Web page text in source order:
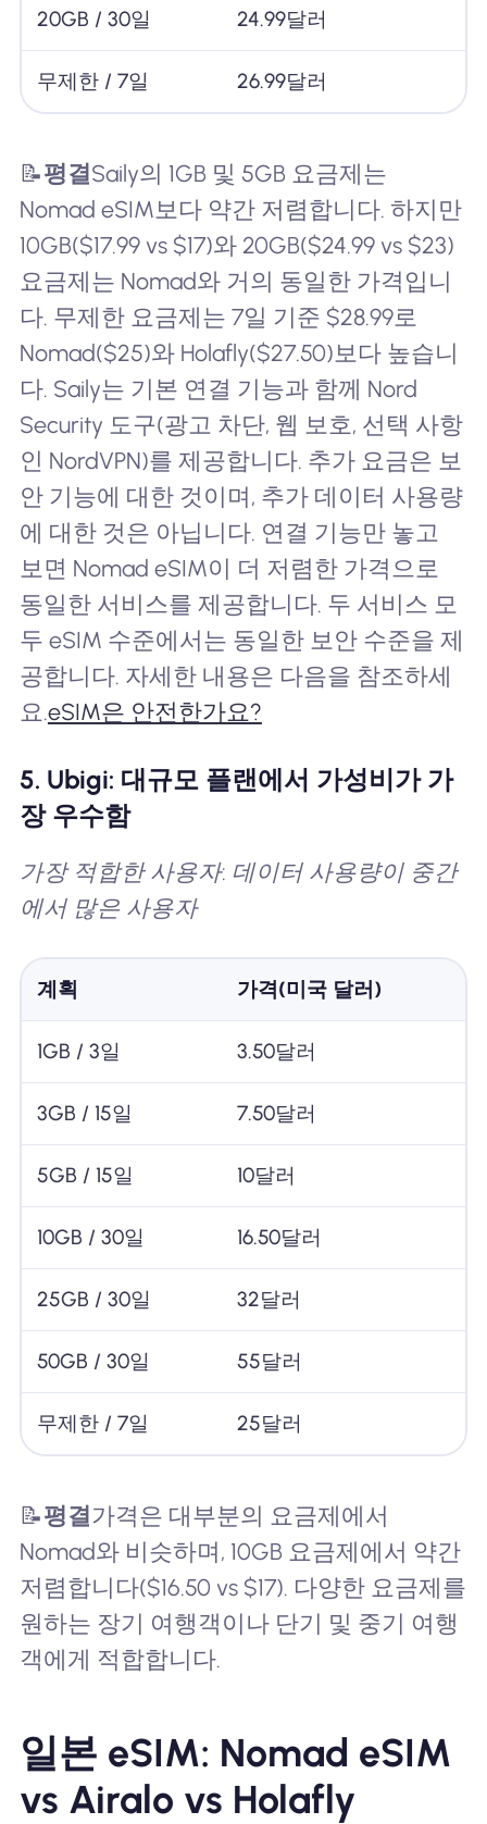
20GB / 30일 24.99달러
무제한 / 7일 26.99달러
📝평결Saily의 1GB 및 5GB 요금제는
Nomad eSIM보다 약간 저렴합니다. 하지만
10GB($17.99 vs $17)와 20GB($24.99 vs $23)
요금제는 Nomad와 거의 동일한 가격입니
다. 무제한 요금제는 7일 기준 $28.99로
Nomad($25)와 Holafly($27.50)보다 높습니
다. Saily는 기본 연결 기능과 함께 Nord
Security 도구(광고 차단, 웹 보호, 선택 사항
인 NordVPN)를 제공합니다. 추가 요금은 보
안 기능에 대한 것이며, 추가 데이터 사용량
에 대한 것은 아닙니다. 연결 기능만 놓고
보면 Nomad eSIM이 더 저렴한 가격으로
동일한 서비스를 제공합니다. 두 서비스 모
두 eSIM 수준에서는 동일한 보안 수준을 제
공합니다. 자세한 내용은 다음을 참조하세
요.eSIM은 안전한가요?
5. Ubigi: 대규모 플랜에서 가성비가 가
장 우수함
가장 적합한 사용자: 데이터 사용량이 중간
에서 많은 사용자
계획 가격(미국 달러)
1GB / 3일 3.50달러
3GB / 15일 7.50달러
5GB / 15일 10달러
10GB / 30일 16.50달러
25GB / 30일 32달러
50GB / 30일 55달러
무제한 / 7일 25달러
📝평결 가격은 대부분의 요금제에서
Nomad와 비슷하며, 10GB 요금제에서 약간
저렴합니다($16.50 vs $17). 다양한 요금제를
원하는 장기 여행객이나 단기 및 중기 여행
객에게 적합합니다.
일본 eSIM: Nomad eSIM
vs Airalo vs Holafly